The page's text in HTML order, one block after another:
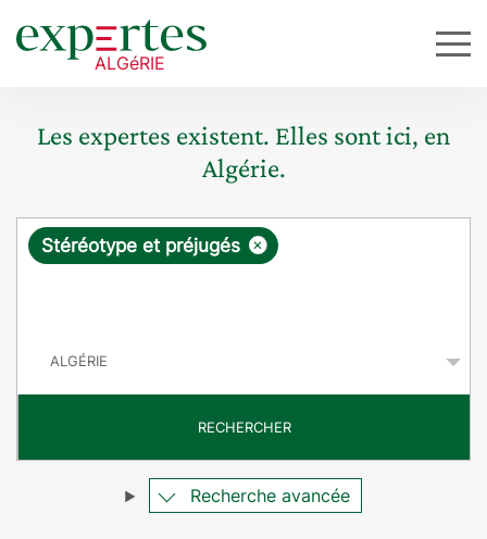
Les expertes existent. Elles sont ici, en
Algérie.
R
ê
e
×
Stéréotype et préjugés
RECHERCHER
Recherche avancée